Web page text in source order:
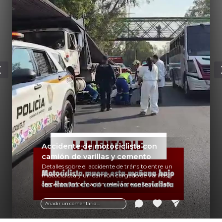
Añadir un comentario ...
Accidente de motociclista con
camión de varillas y cemento
Detalles sobre el accidente de tránsito entre un
motociclista y un camión cargado de varillas y
cemento. Información relevante de seguridad
vial y recomendaciones para motociclistas.